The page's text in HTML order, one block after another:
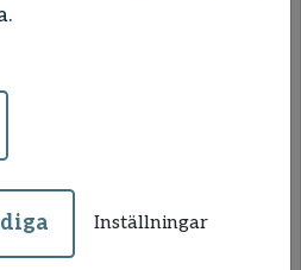
bo på Söder är
som bor i denna del av
finns också
och förskola.
Inställningar